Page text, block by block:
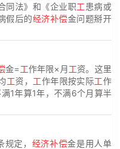
同法》和《企业职工患病或
假后的经济补偿金问题掰开
金=工作年限×月工资。这里
工资， 工作年限按实际工作
1年算1年，不满6个月算半
定， 经济补偿金是用人单